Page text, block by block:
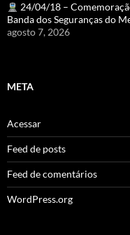
24/04/18 –
Banda dos Seguranças do
agosto 7, 2026
META
Acessar
Feed de posts
Feed de comentários
WordPress.org